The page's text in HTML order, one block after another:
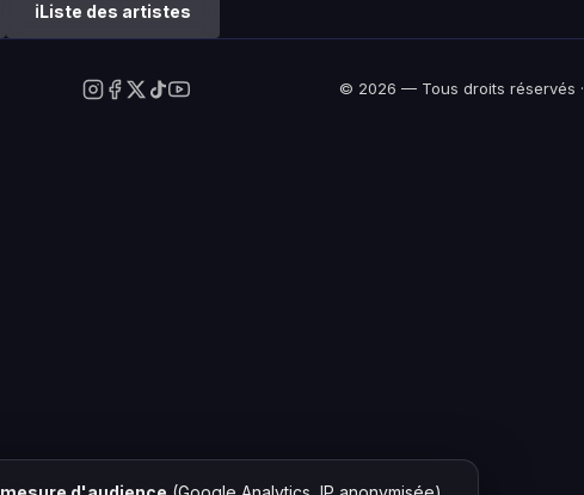
Liste des artistes
© 2026 — Tous droits réservés ·